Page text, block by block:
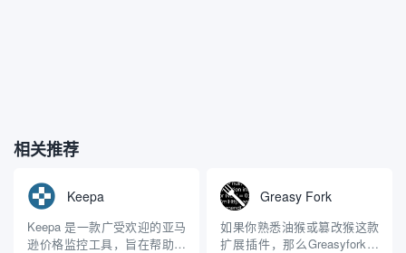
相关推荐
Keepa
Keepa 是一款广受欢迎的亚马
逊价格监控工具，旨在帮助用
Greasy Fork
如果你熟悉油猴或篡改猴这款
扩展插件，那么Greasyfork这